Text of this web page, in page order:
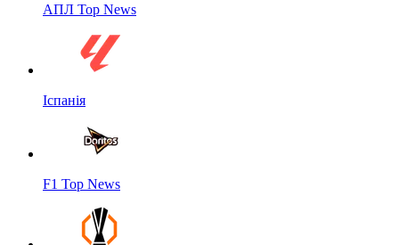
АПЛ Top News
Іспанія
F1 Top News